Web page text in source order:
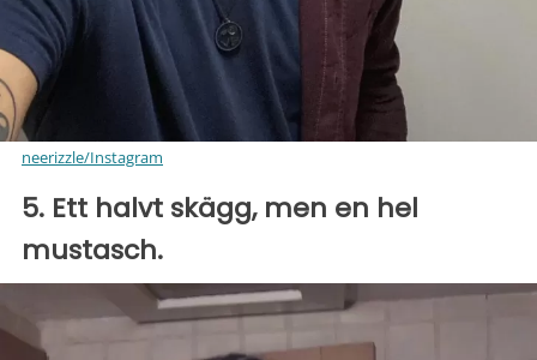
neerizzle/Instagram
5. Ett halvt skägg, men en hel
mustasch.